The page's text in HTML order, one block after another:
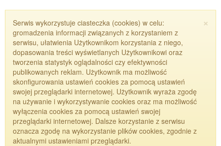
×
Serwis wykorzystuje ciasteczka (cookies) w celu:
gromadzenia informacji związanych z korzystaniem z
serwisu, ułatwienia Użytkownikom korzystania z niego,
dopasowania treści wyświetlanych Użytkownikowi oraz
tworzenia statystyk oglądalności czy efektywności
publikowanych reklam. Użytkownik ma możliwość
skonfigurowania ustawień cookies za pomocą ustawień
swojej przeglądarki internetowej. Użytkownik wyraża zgodę
na używanie i wykorzystywanie cookies oraz ma możliwość
wyłączenia cookies za pomocą ustawień swojej
przeglądarki internetowej. Dalsze korzystanie z serwisu
oznacza zgodę na wykorzystanie plików cookies, zgodnie z
aktualnymi ustawieniami przeglądarki.